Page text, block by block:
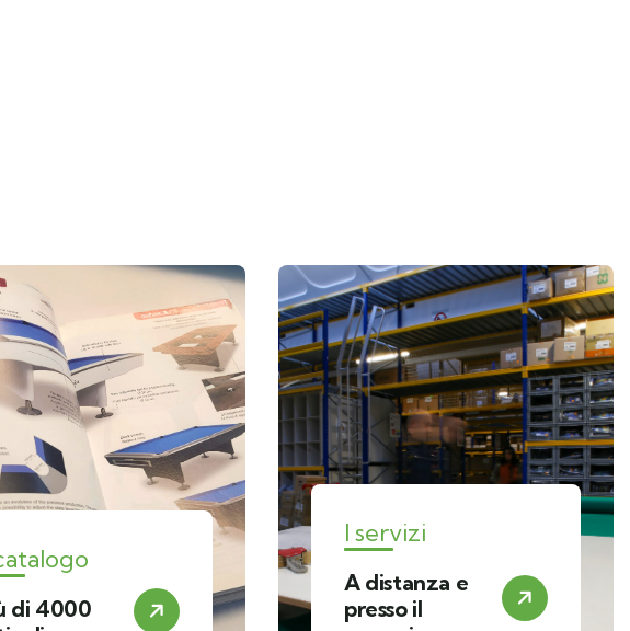
di 4000
I servizi
A distanza e
presso il